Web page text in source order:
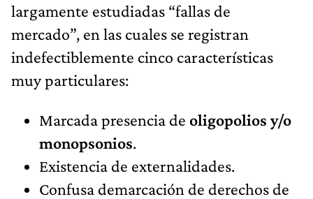
largamente estudiadas “fallas de
mercado”, en las cuales se registran
indefectiblemente cinco características
muy particulares:
Marcada presencia de oligopolios y/o
monopsonios.
Existencia de externalidades.
Confusa demarcación de derechos de